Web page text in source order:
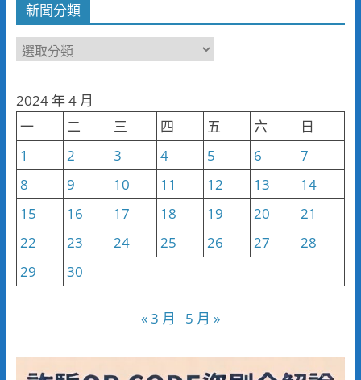
新聞分類
新
類
2024 年 4 月
一
二 三 四 五 六
日
1
2 3 4 5 6
7
8
9 10 11 12 13
14
15
16 17 18 19 20
21
22
23 24 25 26 27
28
29
30
« 3 月 5 月 »